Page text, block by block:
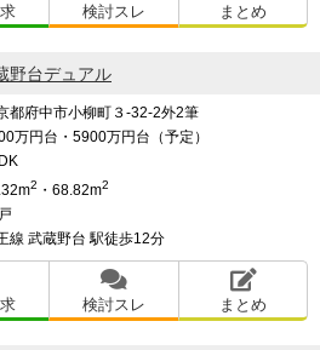
検討スレ まとめ
野台デュアル
都府中市小柳町３-32-2外2筆
万円台・5900万円台（予定）
2 ・68.82m2
線 武蔵野台 駅徒歩12分
検討スレ まとめ